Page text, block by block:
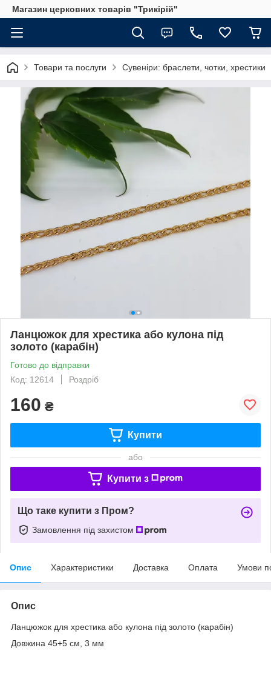
Магазин церковних товарів "Трикірій"
Товари та послуги Сувеніри: браслети, чотки, хрестики
Ланцюжок для хрестика або кулона під
золото (карабін)
Готово до відправки
Код: 12614
Роздріб
160 ₴
Купити
або
Купити з
Що таке купити з Пром?
Замовлення під захистом
Опис Характеристики Доставка Оплата Умови
Опис
Ланцюжок для хрестика або кулона під золото (карабін)
Довжина 45+5 см, 3 мм